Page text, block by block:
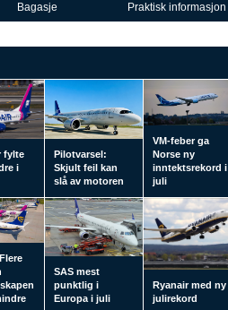
Bagasje Praktisk informasjon
fylte
i
Pilotvarsel:
Skjult feil kan
slå av motoren
VM-feber ga
Norse ny
inntektsrekord i
juli
SAS mest
punktlig i
Europa i juli
Ryanair med ny
julirekord